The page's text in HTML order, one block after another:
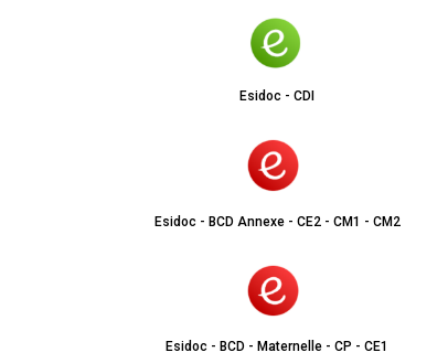
Esidoc - CDI
Esidoc - BCD Annexe - CE2 - CM1 - CM2
Esidoc - BCD - Maternelle - CP - CE1